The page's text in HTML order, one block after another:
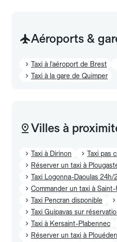
Aéroports &
Taxi à l'aéroport de Brest
Taxi à la gare de Quimper
Villes à
Taxi à Dirinon
Taxi pas
Réserver un taxi à
Taxi Logonna-Daoulas 24h/
Commander un taxi à Saint-
Taxi Pencran disponible
Taxi Guipavas sur
Taxi à Kersaint-Plabennec
Réserver un taxi à